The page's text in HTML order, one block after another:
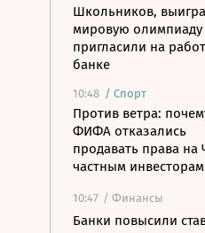
Школьников,
мировую
пригласили на
банке
10:48 / Спорт
Против ветра:
ФИФА отказались
продавать права на
частным инвесторам
10:47 / Финансы
Банки повысили